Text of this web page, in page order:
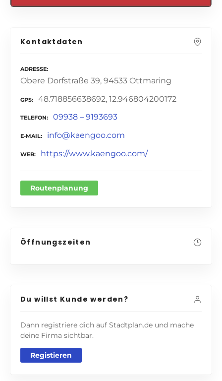
Kontaktdaten
ADRESSE
Obere Dorfstraße 39, 94533 Ottmaring
GPS 48.718856638692, 12.946804200172
TELEFON 09938 – 9193693
E-MAIL info@kaengoo.com
WEB https://www.kaengoo.com/
Routenplanung
Öffnungszeiten
Du willst Kunde werden?
Dann registriere dich auf Stadtplan.de und mache
deine Firma sichtbar.
Registieren